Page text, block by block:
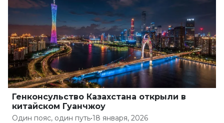
Генконсульство Казахстана открыли в
китайском Гуанчжоу
Один пояс, один путь•18 января, 2026